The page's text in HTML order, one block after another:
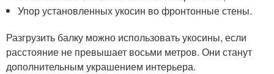
Упор установленных укосин во фронтонные стены.
Разгрузить балку можно использовать укосины, если
расстояние не превышает восьми метров. Они станут
дополнительным украшением интерьера.